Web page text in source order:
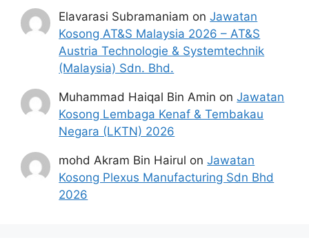
Elavarasi Subramaniam onJawatan
Kosong AT&S Malaysia 2026 – AT&S
Austria Technologie & Systemtechnik
(Malaysia) Sdn. Bhd.
Muhammad Haiqal Bin Amin onJawatan
Kosong Lembaga Kenaf & Tembakau
Negara (LKTN) 2026
mohd Akram Bin Hairul onJawatan
Kosong Plexus Manufacturing Sdn Bhd
2026